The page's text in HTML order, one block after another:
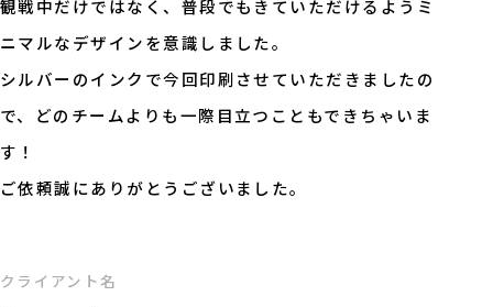
観戦中だけではなく、普段でもきていただけるようミ
ニマルなデザインを意識しました。
シルバーのインクで今回印刷させていただきましたの
で、どのチームよりも一際目立つこともできちゃいま
す！
ご依頼誠にありがとうございました。
クライアント名